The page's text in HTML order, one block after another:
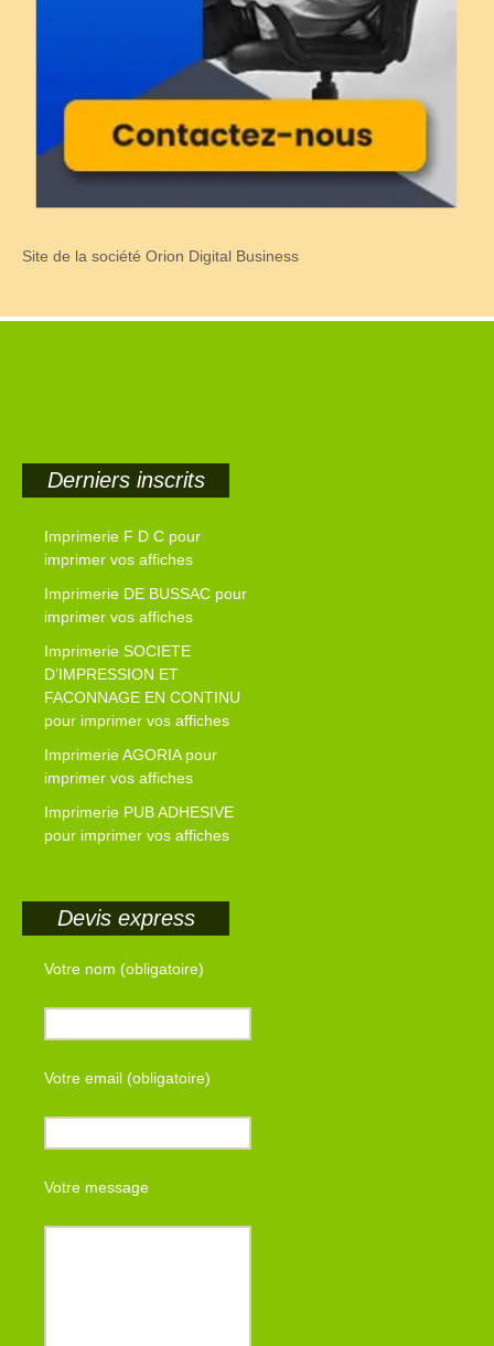
Site de la société Orion Digital Business
Derniers inscrits
Imprimerie F D C pour
imprimer vos affiches
Imprimerie DE BUSSAC pour
imprimer vos affiches
Imprimerie SOCIETE
D’IMPRESSION ET
FACONNAGE EN CONTINU
pour imprimer vos affiches
Imprimerie AGORIA pour
imprimer vos affiches
Imprimerie PUB ADHESIVE
pour imprimer vos affiches
Devis express
Votre nom (obligatoire)
Votre email (obligatoire)
Votre message